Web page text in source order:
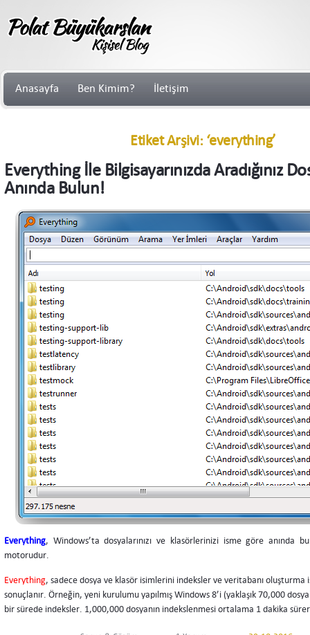
Anasayfa Ben Kimim? İletişim
Etiket Arşivi: ‘everything’
Everything İle Bilgisayarınızda Aradığınız
Anında Bulun!
Everything, Windows’ta dosyalarınızı ve klasörlerinizi isme göre anında
motorudur.
Everything, sadece dosya ve klasör isimlerini indeksler ve veritabanı oluşturma
sonuçlanır. Örneğin, yeni kurulumu yapılmış Windows 8’i (yaklaşık 70,000
bir sürede indeksler. 1,000,000 dosyanın indekslenmesi ortalama 1 dakika